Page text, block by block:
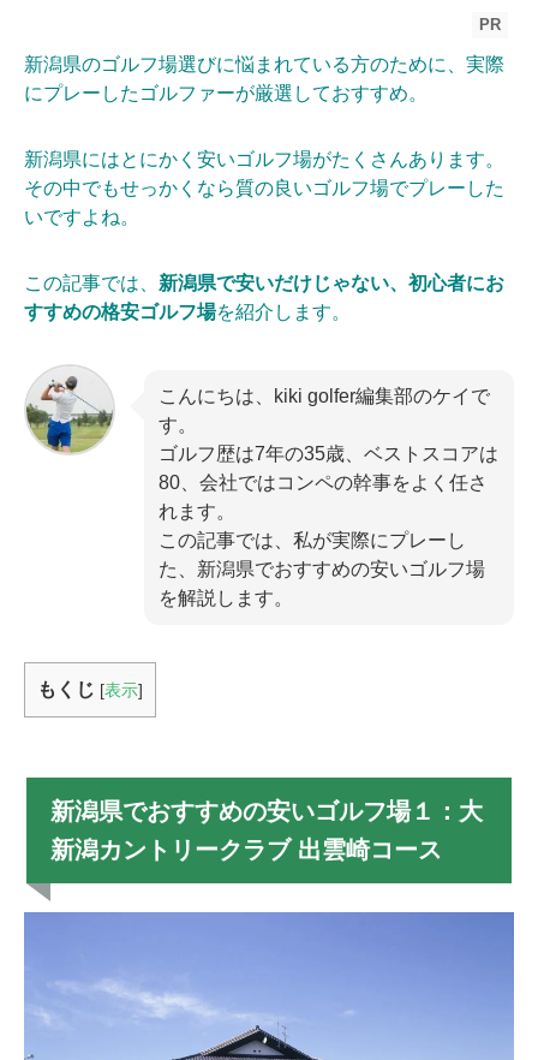
PR
新潟県のゴルフ場選びに悩まれている方のために、実際
にプレーしたゴルファーが厳選しておすすめ。
新潟県にはとにかく安いゴルフ場がたくさんあります。
その中でもせっかくなら質の良いゴルフ場でプレーした
いですよね。
この記事では、 新潟県で安いだけじゃない、初心者にお
すすめの格安ゴルフ場を紹介します。
こんにちは、kiki golfer編集部のケイで
す。
ゴルフ歴は7年の35歳、ベストスコアは
80、会社ではコンペの幹事をよく任さ
れます。
この記事では、私が実際にプレーし
た、新潟県でおすすめの安いゴルフ場
を解説します。
もくじ [表示]
新潟県でおすすめの安いゴルフ場１：大
新潟カントリークラブ 出雲崎コース